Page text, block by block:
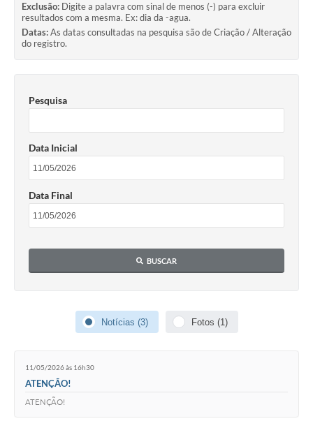
Exclusão: Digite a palavra com sinal de menos (-) para excluir
resultados com a mesma. Ex: dia da -agua.
Datas:As datas consultadas na pesquisa são de Criação / Alteração
do registro.
Pesquisa
Data Inicial
Data Final
BUSCAR
Notícias (3) Fotos (1)
11/05/2026 às 16h30
ATENÇÃO!
ATENÇÃO!